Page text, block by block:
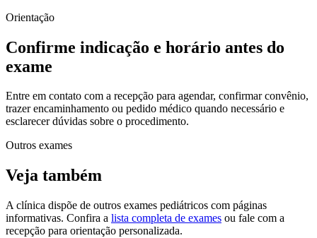
Orientação
Confirme indicação e horário antes do
exame
Entre em contato com a recepção para agendar, confirmar convênio,
trazer encaminhamento ou pedido médico quando necessário e
esclarecer dúvidas sobre o procedimento.
Outros exames
Veja também
A clínica dispõe de outros exames pediátricos com páginas
informativas. Confira a lista completa de exames ou fale com a
recepção para orientação personalizada.